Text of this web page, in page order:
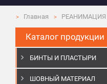
Главная РЕАНИМАЦИЯ
Каталог продукции
БИНТЫ И ПЛАСТЫРИ
ШОВНЫЙ МАТЕРИАЛ